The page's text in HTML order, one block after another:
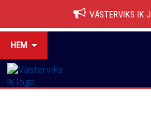
VÄSTERVIKS IK
HEM